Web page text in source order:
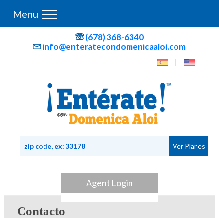
(678) 368-6340
info@enteratecondomenicaaloi.com
|
Agent Login
Menu
Contacto